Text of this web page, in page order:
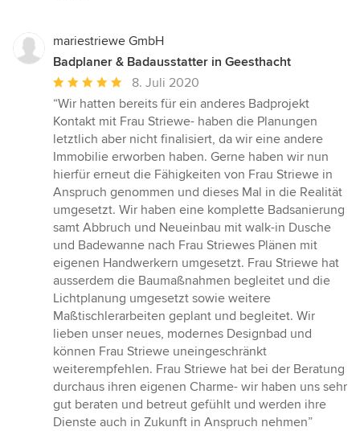
mariestriewe GmbH
Badplaner & Badausstatter in Geesthacht
Durchschnittliche
Bewertung:
5
von
5
Sternen
8. Juli 2020
“Wir hatten bereits für ein anderes Badprojekt
Kontakt mit Frau Striewe- haben die Planungen
letztlich aber nicht finalisiert, da wir eine andere
Immobilie erworben haben. Gerne haben wir nun
hierfür erneut die Fähigkeiten von Frau Striewe in
Anspruch genommen und dieses Mal in die Realität
umgesetzt. Wir haben eine komplette Badsanierung
samt Abbruch und Neueinbau mit walk-in Dusche
und Badewanne nach Frau Striewes Plänen mit
eigenen Handwerkern umgesetzt. Frau Striewe hat
ausserdem die Baumaßnahmen begleitet und die
Lichtplanung umgesetzt sowie weitere
Maßtischlerarbeiten geplant und begleitet. Wir
lieben unser neues, modernes Designbad und
können Frau Striewe uneingeschränkt
weiterempfehlen. Frau Striewe hat bei der Beratung
durchaus ihren eigenen Charme- wir haben uns sehr
gut beraten und betreut gefühlt und werden ihre
Dienste auch in Zukunft in Anspruch nehmen”